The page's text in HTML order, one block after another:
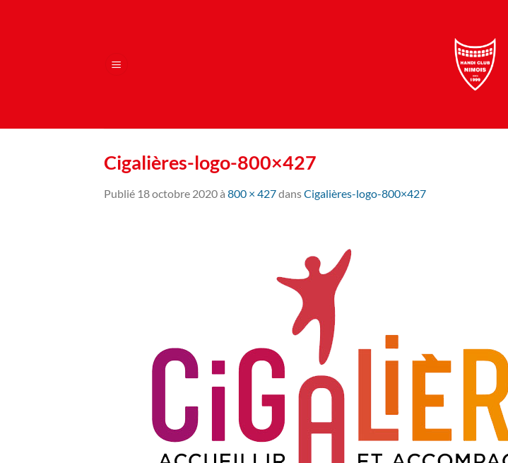
Cigalières-logo-800×427
Publié 18 octobre 2020à 800 × 427dansCigalières-logo-800×427